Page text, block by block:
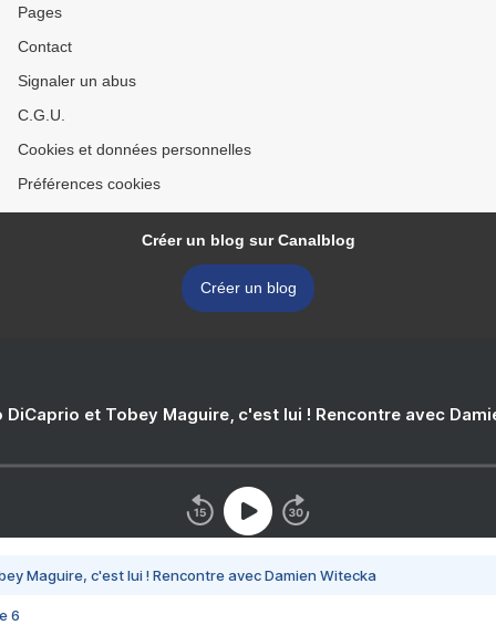
Pages
Contact
Signaler un abus
C.G.U.
Cookies et données personnelles
Préférences cookies
Créer un blog sur Canalblog
Créer un blog
DiCaprio et Tobey Maguire, c'est lui ! Rencontre avec
Maguire, c'est lui ! Rencontre avec Damien Witecka
6